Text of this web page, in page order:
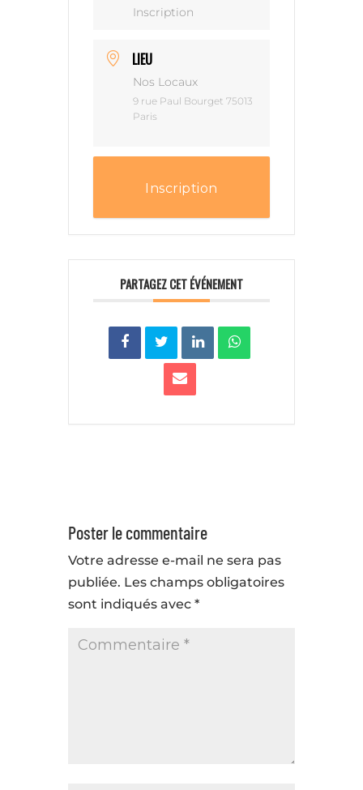
Inscription
LIEU
Nos Locaux
9 rue Paul Bourget 75013
Paris
Inscription
PARTAGEZ CET ÉVÉNEMENT
Poster le commentaire
Votre adresse e-mail ne sera pas
publiée. Les champs obligatoires
sont indiqués avec *